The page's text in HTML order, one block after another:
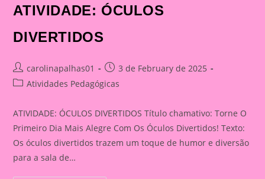
ATIVIDADE: ÓCULOS
DIVERTIDOS
Post
author:
carolinapalhas01
Post
published:
3 de February de 2025
PostAtividades Pedagógicas
ATIVIDADE: ÓCULOS DIVERTIDOS Título chamativo: Torne O
Primeiro Dia Mais Alegre Com Os Óculos Divertidos! Texto:
Os óculos divertidos trazem um toque de humor e diversão
para a sala de…